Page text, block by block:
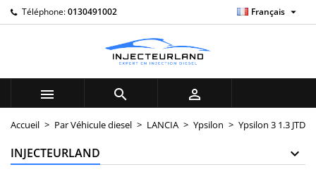
Téléphone:0130491002 Français 
  
Accueil Par Véhicule diesel LANCIA Ypsilon Ypsilon 3 1.3 JTD
INJECTEURLAND
My wishlists ×
add_circle_outline
((modalTitle)) ×
((confirmMessage))
((cancelText)) ((modalDeleteText))
((title)) ×
Connexion ×
Vous devez être connecté pour ajouter des produits à
votre liste d'envies.
((cancelText)) ((loginText))